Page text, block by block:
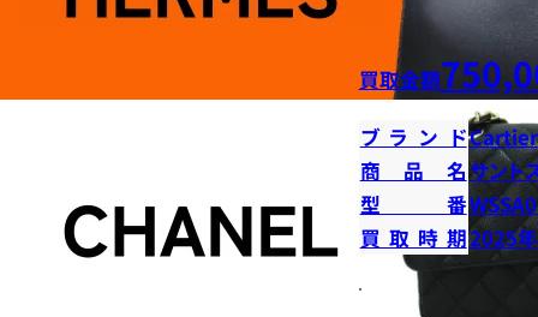
買取金額
ブランドCartier
商品名サント
型番
買取時期2025